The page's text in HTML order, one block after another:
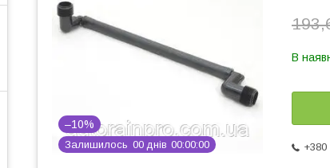
–10%
Залишилось 00 днів 00 00 00
В
+380